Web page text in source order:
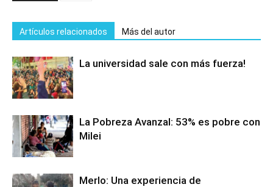
Artículos relacionados Más del autor
La universidad sale con más fuerza!
La Pobreza Avanzal: 53% es pobre con
Milei
Merlo: Una experiencia de